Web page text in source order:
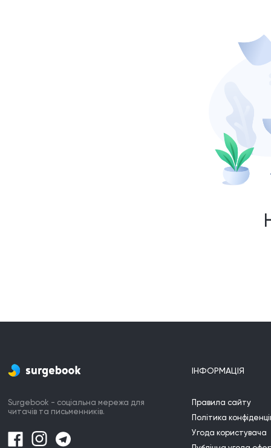
Surgebook - соціальна мережа для
читачів та письменників.
ІНФОРМАЦІЯ
Правила сайту
Політика
Угода користувача